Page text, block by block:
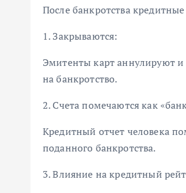
После банкротства
1. Закрываются:
Эмитенты карт аннулируют и
на банкротство.
2. Счета помечаются как
Кредитный отчет человека
поданного банкротства.
3. Влияние на кредитный